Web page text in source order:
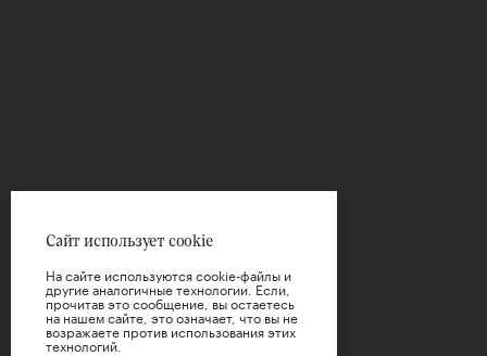
Сайт использует cookie
На сайте используются cookie-файлы и
другие аналогичные технологии. Если,
прочитав это сообщение, вы остаетесь
на нашем сайте, это означает, что вы не
возражаете против использования этих
технологий.